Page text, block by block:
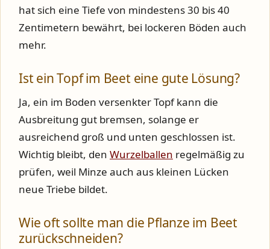
hat sich eine Tiefe von mindestens 30 bis 40
Zentimetern bewährt, bei lockeren Böden auch
mehr.
Ist ein Topf im Beet eine gute Lösung?
Ja, ein im Boden versenkter Topf kann die
Ausbreitung gut bremsen, solange er
ausreichend groß und unten geschlossen ist.
Wichtig bleibt, den Wurzelballen regelmäßig zu
prüfen, weil Minze auch aus kleinen Lücken
neue Triebe bildet.
Wie oft sollte man die Pflanze im Beet
zurückschneiden?